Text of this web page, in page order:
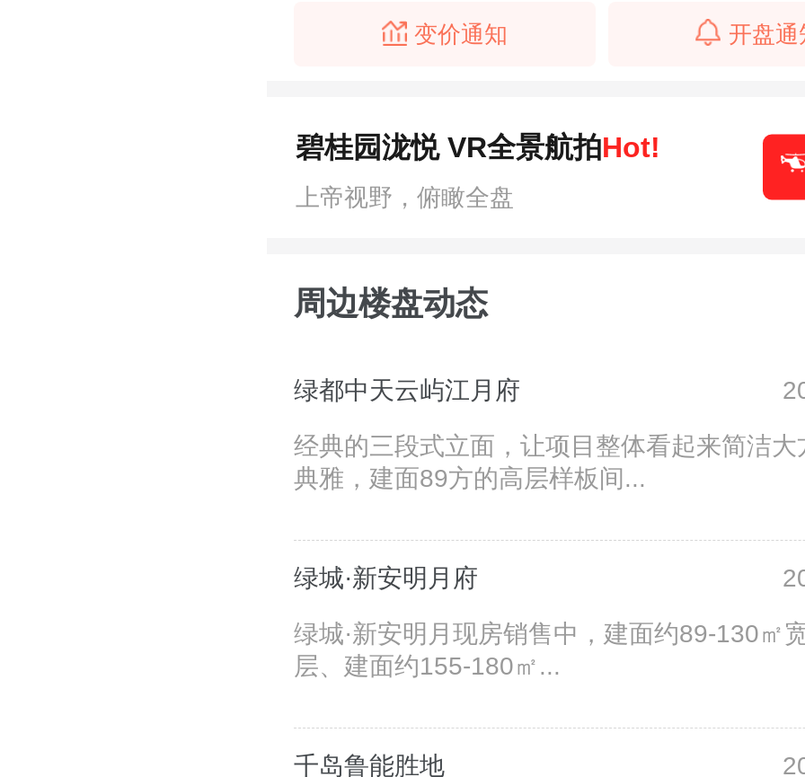
变价通知 开盘通
碧桂园泷悦 VR全景航拍Hot!
上帝视野，俯瞰全盘
周边楼盘动态
绿都中天云屿江月府
经典的三段式立面，让项目整体看起来简洁大
典雅，建面89方的高层样板间...
绿城·新安明月府
绿城·新安明月现房销售中，建面约89-130㎡
层、建面约155-180㎡...
千岛鲁能胜地